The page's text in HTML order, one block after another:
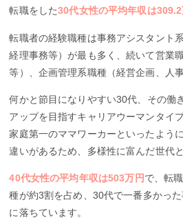
転職をした30代女性の平均年収は309.2
転職者の経験職種は事務アシスタント
経理事務等）が最も多く、続いて営業
等）、企画管理系職種（経営企画、人
何かと節目になりやすい30代、その働
アップを目指すキャリアウーマンタイ
家庭第一のママワーカーといったよう
違いがあるため、多様性に富んだ世代と
40代女性の平均年収は503万円で、転
種が約3割を占め、30代で一番多かっ
に落ちています。